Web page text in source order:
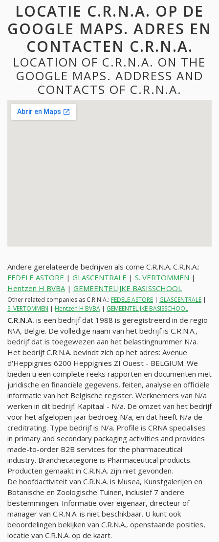
LOCATIE C.R.N.A. OP DE
GOOGLE MAPS. ADRES EN
CONTACTEN C.R.N.A.
LOCATION OF C.R.N.A. ON THE
GOOGLE MAPS. ADDRESS AND
CONTACTS OF C.R.N.A.
Andere gerelateerde bedrijven als come C.R.N.A. C.R.N.A.:
FEDELE ASTORE | GLASCENTRALE | S. VERTOMMEN |
Hentzen H BVBA | GEMEENTELIJKE BASISSCHOOL
Other related companies as C.R.N.A.: FEDELE ASTORE | GLASCENTRALE |
S. VERTOMMEN | Hentzen H BVBA | GEMEENTELIJKE BASISSCHOOL
C.R.N.A. is een bedrijf dat 1988 is geregistreerd in de regio
N\A, België. De volledige naam van het bedrijf is C.R.N.A.,
bedrijf dat is toegewezen aan het belastingnummer N/a.
Het bedrijf C.R.N.A. bevindt zich op het adres: Avenue
d'Heppignies 6200 Heppignies ZI Ouest - BELGIUM. We
bieden u een complete reeks rapporten en documenten met
juridische en financiële gegevens, feiten, analyse en officiële
informatie van het Belgische register. Werknemers van N/a
werken in dit bedrijf. Kapitaal - N/a. De omzet van het bedrijf
voor het afgelopen jaar bedroeg N/a, en dat heeft N/a de
creditrating. Type bedrijf is N/a. Profile is CRNA specialises
in primary and secondary packaging activities and provides
made-to-order B2B services for the pharmaceutical
industry. Branchecategorie is Pharmaceutical products.
Producten gemaakt in C.R.N.A. zijn niet gevonden.
De hoofdactiviteit van C.R.N.A. is Musea, Kunstgalerijen en
Botanische en Zoologische Tuinen, inclusief 7 andere
bestemmingen. Informatie over eigenaar, directeur of
manager van C.R.N.A. is niet beschikbaar. U kunt ook
beoordelingen bekijken van C.R.N.A., openstaande posities,
locatie van C.R.N.A. op de kaart.